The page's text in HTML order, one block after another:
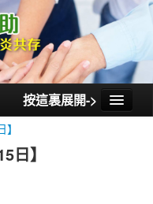
按這裏展開->
日】